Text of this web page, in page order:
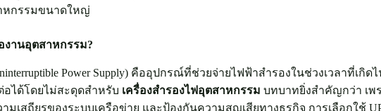
หกรรมขนาดใหญ่
งานอุตสาหกรรม?
Power Supply) คืออุปกรณ์ที่ช่วยจ่ายไฟฟ้าสำรองในช่วงเวลาที่เกิ
ได้โดยไม่สะดุดสำหรับ เครื่องสำรองไฟอุตสาหกรรม บทบาทยิ่งสำคัญกว่า เพ
เสถียรของระบบเครือข่าย และป้องกันความสูญเสียทางธุรกิจ การเลือกใช้